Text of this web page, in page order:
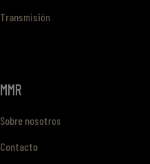
Transmisión
MMR
Sobre nosotros
Contacto